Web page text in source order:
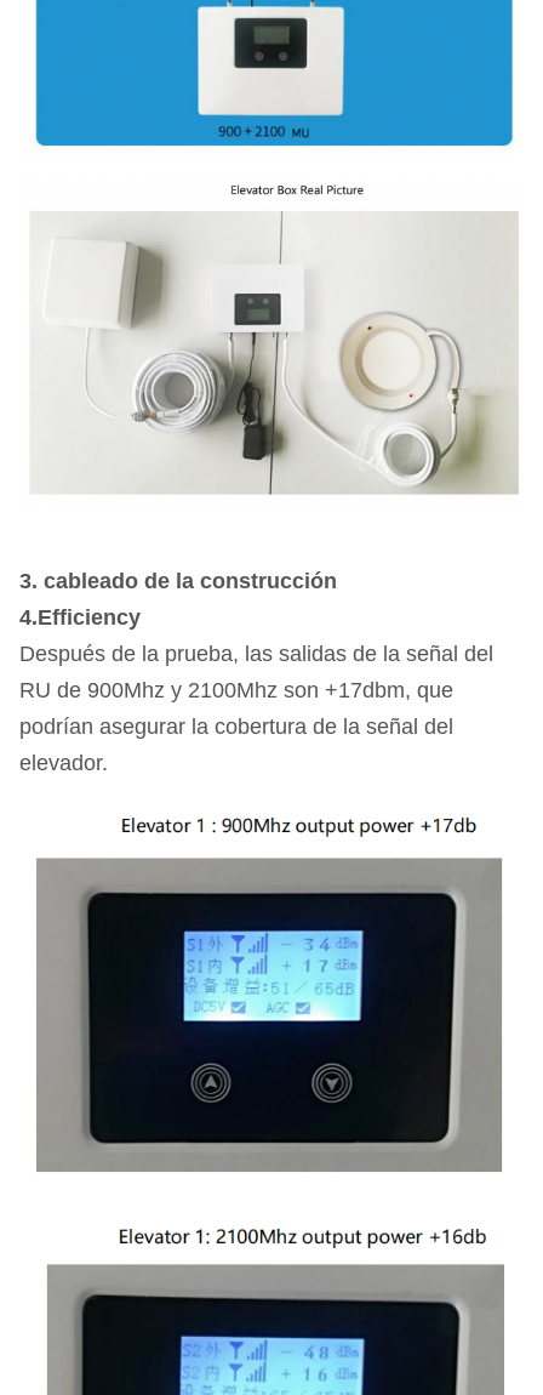
3. cableado de la construcción
4.Efficiency
Después de la prueba, las salidas de la señal del
RU de 900Mhz y 2100Mhz son +17dbm, que
podrían asegurar la cobertura de la señal del
elevador.